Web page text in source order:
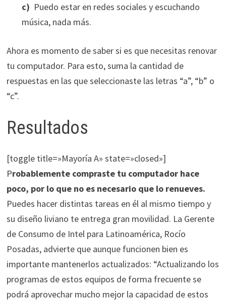
c) Puedo estar en redes sociales y escuchando
música, nada más.
Ahora es momento de saber si es que necesitas renovar
tu computador. Para esto, suma la cantidad de
respuestas en las que seleccionaste las letras “a”, “b” o
“c”.
Resultados
[toggle title=»Mayoría A» state=»closed»]
Probablemente compraste tu computador hace
poco, por lo que no es necesario que lo renueves.
Puedes hacer distintas tareas en él al mismo tiempo y
su diseño liviano te entrega gran movilidad. La Gerente
de Consumo de Intel para Latinoamérica, Rocío
Posadas, advierte que aunque funcionen bien es
importante mantenerlos actualizados: “Actualizando los
programas de estos equipos de forma frecuente se
podrá aprovechar mucho mejor la capacidad de estos